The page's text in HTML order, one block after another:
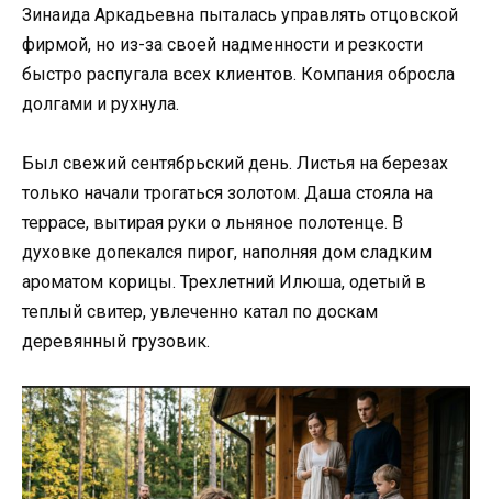
Зинаида Аркадьевна пыталась управлять отцовской
фирмой, но из-за своей надменности и резкости
быстро распугала всех клиентов. Компания обросла
долгами и рухнула.
Был свежий сентябрьский день. Листья на березах
только начали трогаться золотом. Даша стояла на
террасе, вытирая руки о льняное полотенце. В
духовке допекался пирог, наполняя дом сладким
ароматом корицы. Трехлетний Илюша, одетый в
теплый свитер, увлеченно катал по доскам
деревянный грузовик.